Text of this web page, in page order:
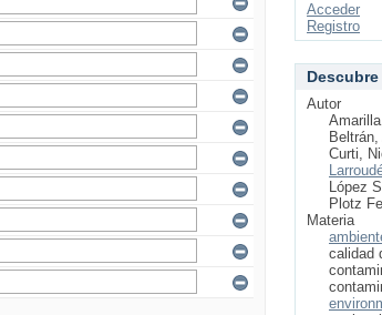
Acceder
Registro
Descubre
Autor
Curti,
López
Plotz
Materia
calidad